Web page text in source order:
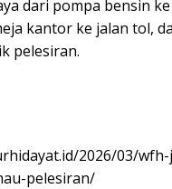
dari pompa bensin
kantor ke jalan tol,
pelesiran.
2026/03/
pelesiran/